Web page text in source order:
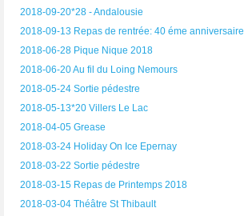
2018-09-20*28 - Andalousie
2018-09-13 Repas de rentrée: 40 éme anniversaire
2018-06-28 Pique Nique 2018
2018-06-20 Au fil du Loing Nemours
2018-05-24 Sortie pédestre
2018-05-13*20 Villers Le Lac
2018-04-05 Grease
2018-03-24 Holiday On Ice Epernay
2018-03-22 Sortie pédestre
2018-03-15 Repas de Printemps 2018
2018-03-04 Théâtre St Thibault